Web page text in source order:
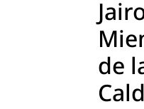
de